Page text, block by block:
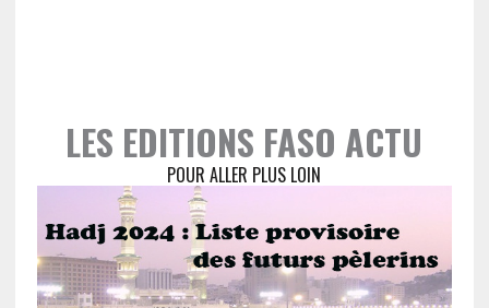
LES EDITIONS FASO ACTU
POUR ALLER PLUS LOIN